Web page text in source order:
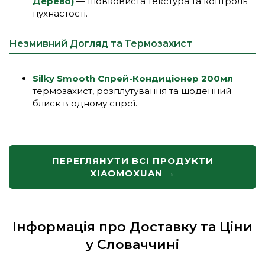
пухнастості.
Незмивний Догляд та Термозахист
Silky Smooth Спрей-Кондиціонер 200мл —
термозахист, розплутування та щоденний
блиск в одному спреї.
ПЕРЕГЛЯНУТИ ВСІ ПРОДУКТИ
XIAOMOXUAN →
Інформація про Доставку та Ціни
у Словаччині